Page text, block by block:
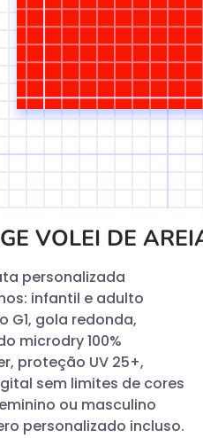
VOLEI DE
personalizada
infantil e adulto
G1, gola redonda,
microdry 100%
proteção UV 25+,
sem limites de cores
ou masculino
personalizado incluso.